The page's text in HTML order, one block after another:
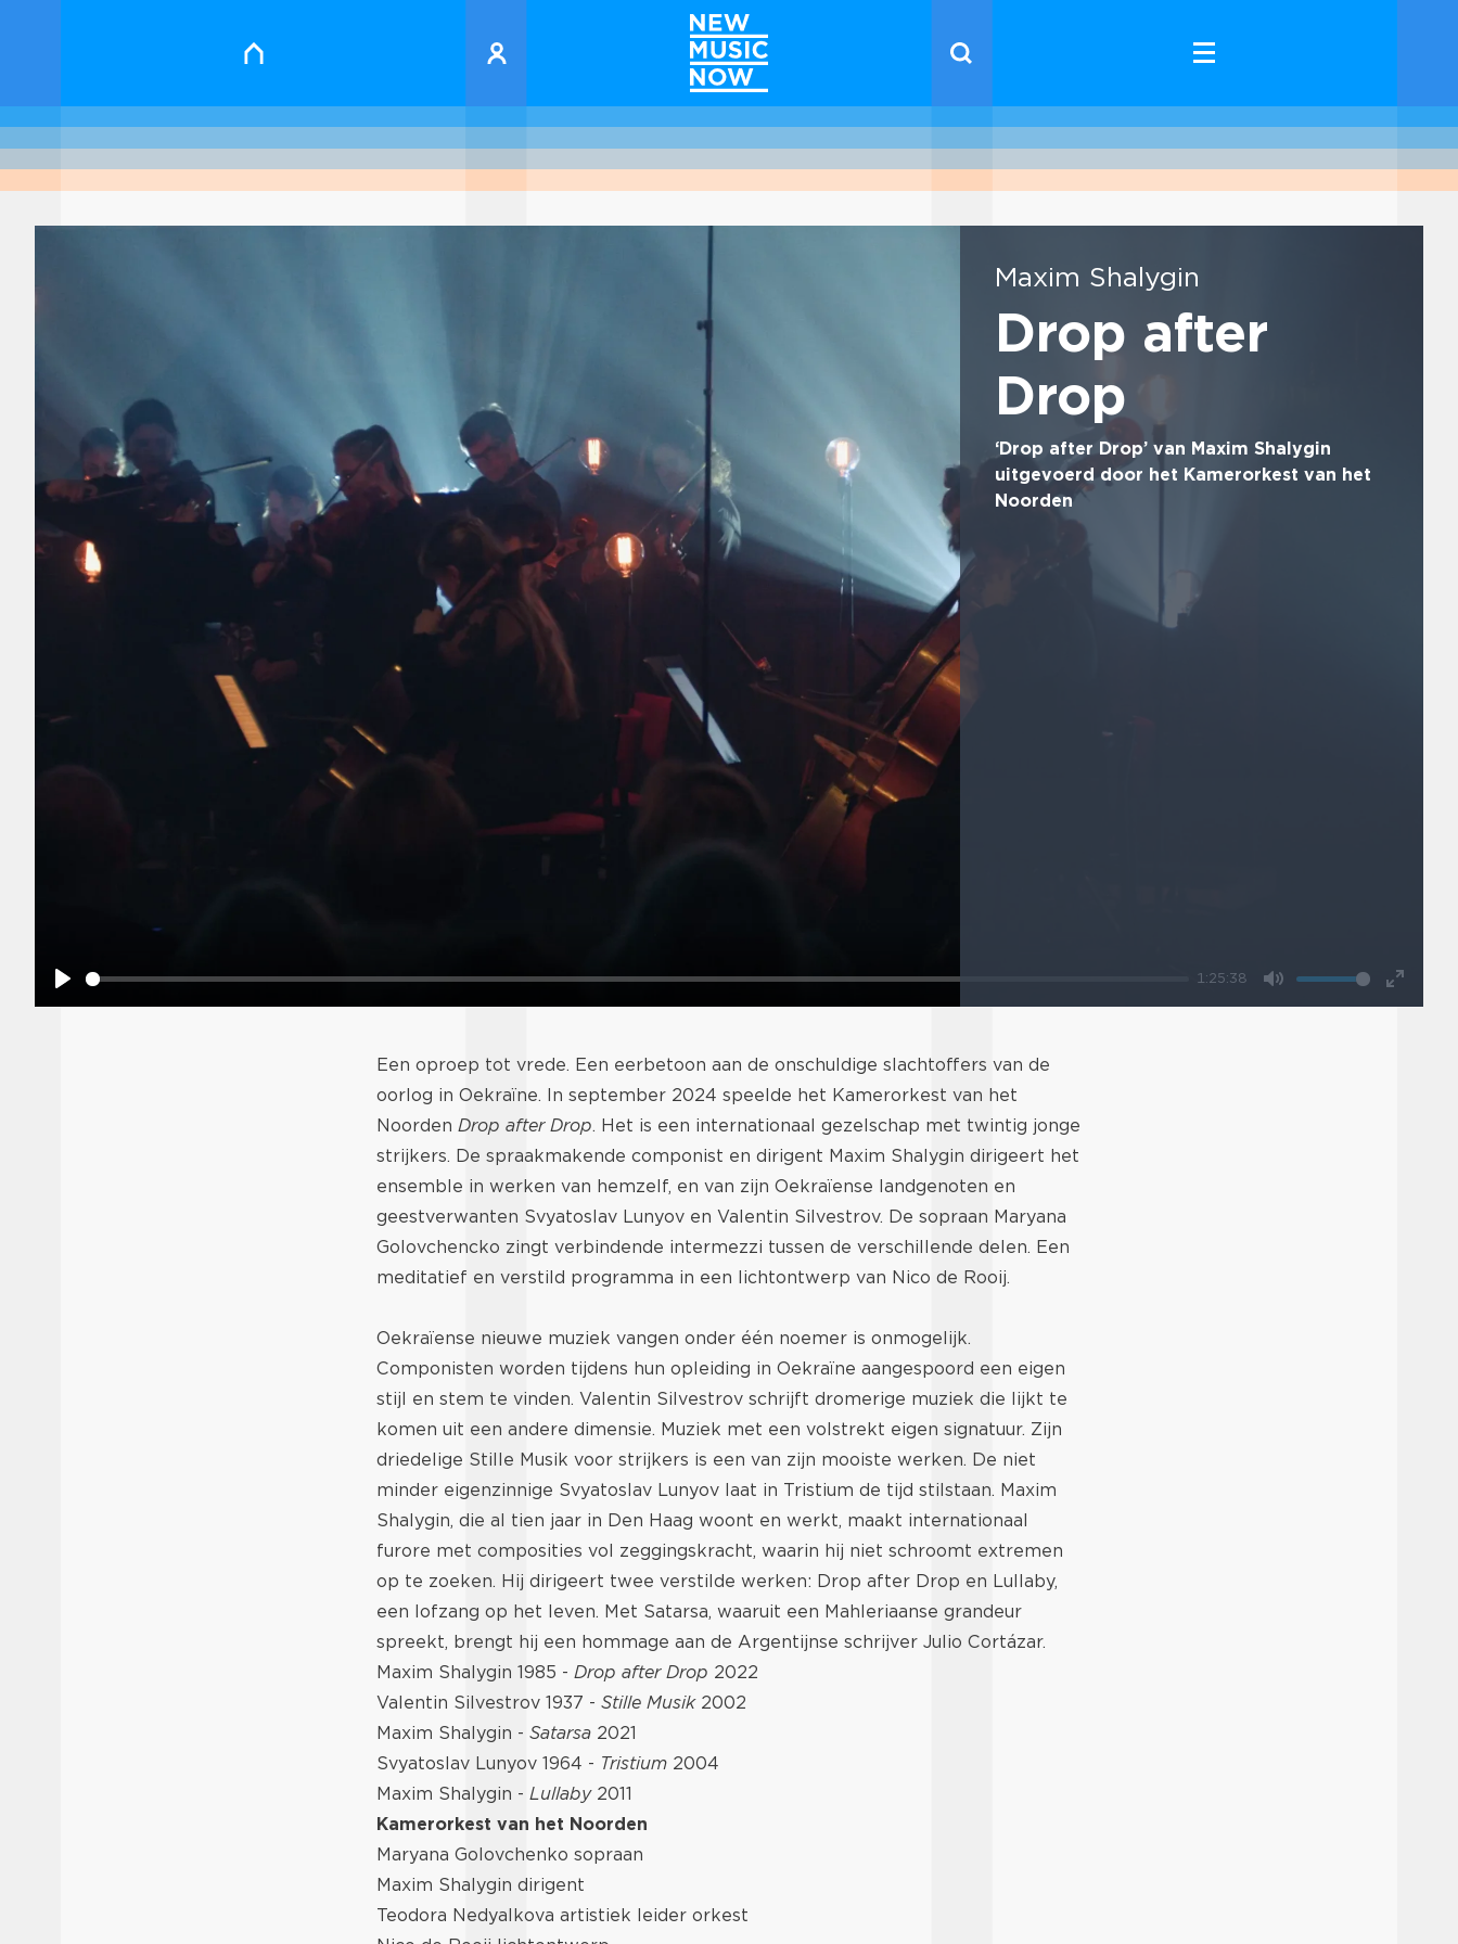
Play
1:25:38
Mute
Enter
Maxim Shalygin
Drop after
Drop
‘Drop after Drop’ van Maxim Shalygin
uitgevoerd door het Kamerorkest van het
Noorden
Een oproep tot vrede. Een eerbetoon aan de onschuldige slachtoffers van de
oorlog in Oekraïne. In september 2024 speelde het Kamerorkest van het
Noorden Drop after Drop. Het is een internationaal gezelschap met twintig jonge
strijkers. De spraakmakende componist en dirigent Maxim Shalygin dirigeert het
ensemble in werken van hemzelf, en van zijn Oekraïense landgenoten en
geestverwanten Svyatoslav Lunyov en Valentin Silvestrov. De sopraan Maryana
Golovchencko zingt verbindende intermezzi tussen de verschillende delen. Een
meditatief en verstild programma in een lichtontwerp van Nico de Rooij.
Oekraïense nieuwe muziek vangen onder één noemer is onmogelijk.
Componisten worden tijdens hun opleiding in Oekraïne aangespoord een eigen
stijl en stem te vinden. Valentin Silvestrov schrijft dromerige muziek die lijkt te
komen uit een andere dimensie. Muziek met een volstrekt eigen signatuur. Zijn
driedelige Stille Musik voor strijkers is een van zijn mooiste werken. De niet
minder eigenzinnige Svyatoslav Lunyov laat in Tristium de tijd stilstaan. ​​Maxim
Shalygin, die al tien jaar in Den Haag woont en werkt, maakt internationaal
furore met composities vol zeggingskracht, waarin hij niet schroomt extremen
op te zoeken. Hij dirigeert twee verstilde werken: Drop after Drop en Lullaby,
een lofzang op het leven. Met Satarsa, waaruit een Mahleriaanse grandeur
spreekt, brengt hij een hommage aan de Argentijnse schrijver Julio Cortázar.
Maxim Shalygin 1985 - Drop after Drop 2022
Valentin Silvestrov 1937 - Stille Musik2002
Maxim Shalygin - Satarsa2021
Svyatoslav Lunyov 1964 - Tristium2004
Maxim Shalygin - Lullaby2011
Kamerorkest van het Noorden
Maryana Golovchenko sopraan
Maxim Shalygin dirigent
Teodora Nedyalkova artistiek leider orkest